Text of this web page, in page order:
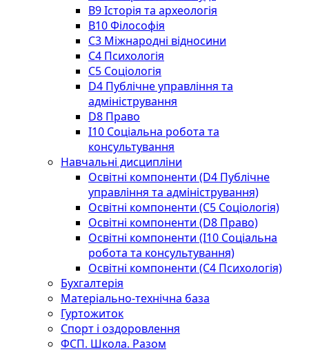
B9 Історія та археологія
B10 Філософія
C3 Міжнародні відносини
C4 Психологія
С5 Соціологія
D4 Публічне управління та
адміністрування
D8 Право
I10 Соціальна робота та
консультування
Навчальні дисципліни
Освітні компоненти (D4 Публічне
управління та адміністрування)
Освітні компоненти (С5 Соціологія)
Освітні компоненти (D8 Право)
Освітні компоненти (I10 Соціальна
робота та консультування)
Освітні компоненти (С4 Психологія)
Бухгалтерія
Матеріально-технічна база
Гуртожиток
Спорт і оздоровлення
ФСП. Школа. Разом